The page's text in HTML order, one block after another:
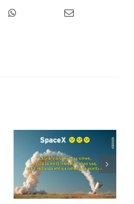
Vastuullisuusviestintä
ei ole enää
viestintäkysymys